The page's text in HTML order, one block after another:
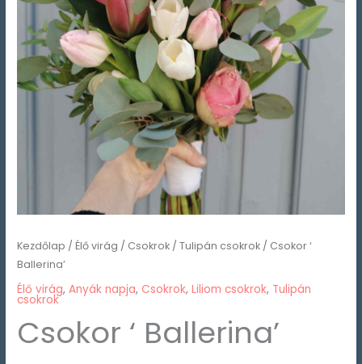
Kezdőlap /Élő virág / Csokrok /Tulipán csokrok / Csokor ‘
Ballerina’
Élő virág,Anyák napja, Csokrok,Liliom csokrok, Tulipán
csokrok
Csokor ‘ Ballerina’